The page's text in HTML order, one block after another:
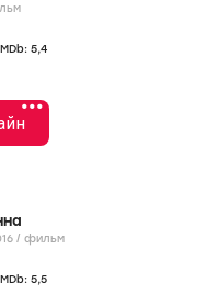
5,4
•••
/ фильм
5,5